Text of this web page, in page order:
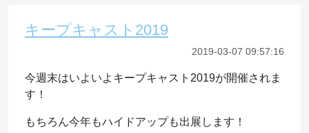
キープキャスト2019
2019-03-07 09:57:16
今週末はいよいよキープキャスト2019が開催されま
す！
もちろん今年もハイドアップも出展します！